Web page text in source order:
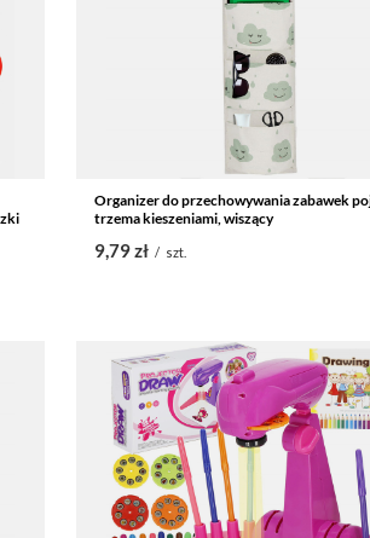
Organizer do przechowywania zabawek
trzema kieszeniami, wiszący
9,79 zł / szt.